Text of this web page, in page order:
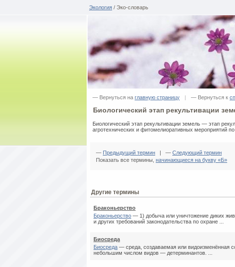
Экология / Эко-словарь
— Вернуться на главную страницу | — Вернуться к
Биологический этап рекультивации
Биологический этап рекультивации земель — этап
агротехнических и фитомелиоративных мероприятий
— Предыдущий термин | — Следующий термин
Показать все термины, начинающиеся на букву «Б»
Другие термины
Браконьерство
Браконьерство — 1) добыча или уничтожение диких
и других требований законодательства по охране ...
Биосреда
Биосреда — среда, создаваемая или видоизменённая
небольшим числом видов — детерминантов. ...